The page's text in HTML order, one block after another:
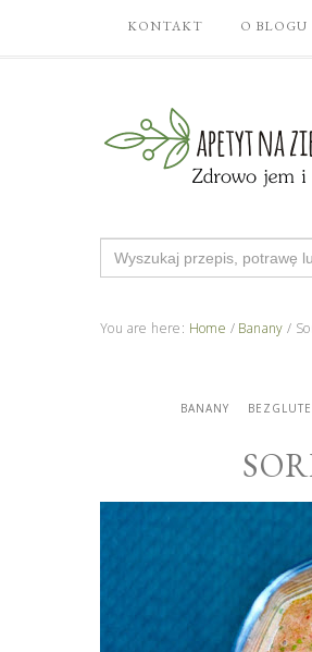
KONTAKT O BLOGU
Search
for:
You are here: Home / Banany /
BANANY